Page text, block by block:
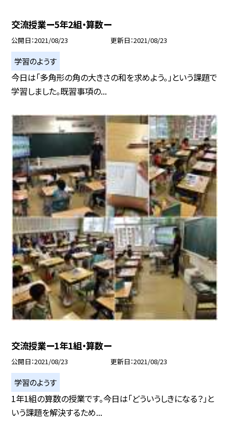
交流授業ー5年2組・算数ー
公開日 2021/08/23 更新日 2021/08/23
学習のようす
今日は「多角形の角の大きさの和を求めよう。」という課題で
学習しました。既習事項の...
交流授業ー1年1組・算数ー
公開日 2021/08/23 更新日 2021/08/23
学習のようす
1年1組の算数の授業です。今日は「どういうしきになる？」と
いう課題を解決するため...